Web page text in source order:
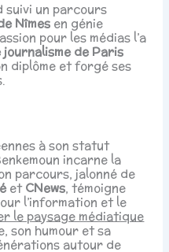
suivi un parcours
Nîmes en génie
pour les médias l’a
de Paris
diplôme et forgé ses
à son statut
incarne la
parcours, jalonné de
etCNews, témoigne
l’information et le
le paysage médiatique
son humour et sa
autour de